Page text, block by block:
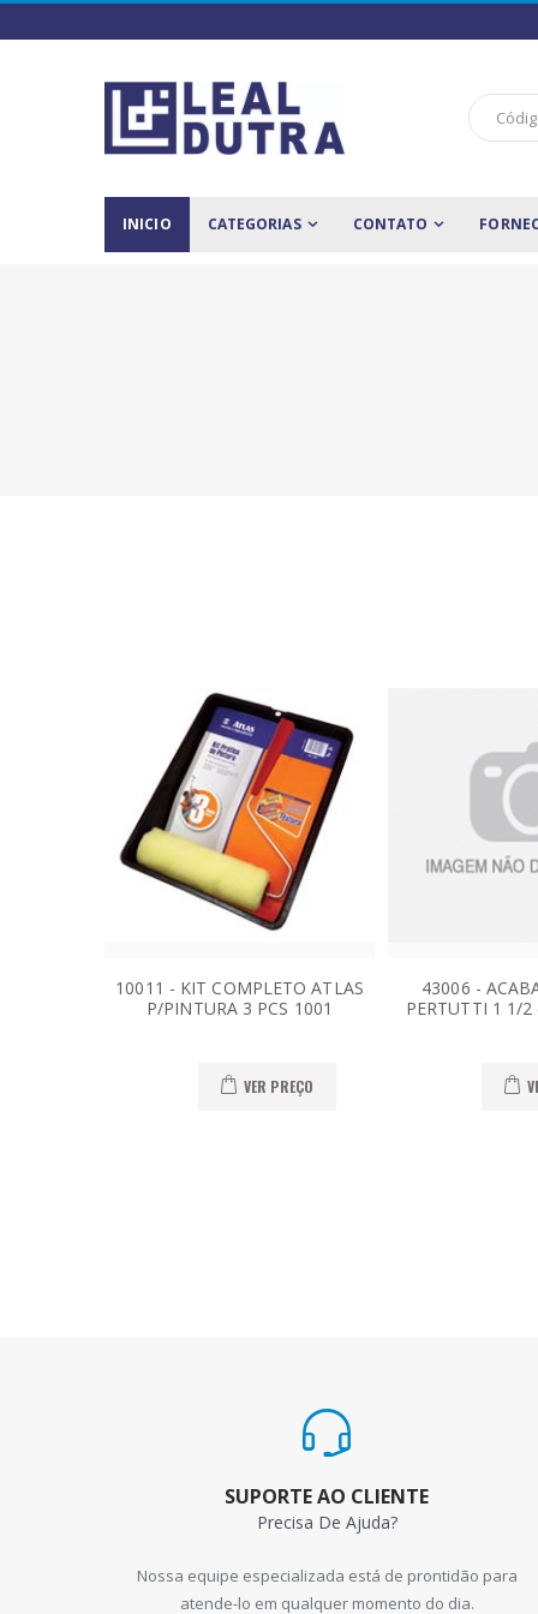
INICIO CATEGORIAS CONTATO
10011 - KIT COMPLETO ATLAS
P/PINTURA 3 PCS 1001
VER PREÇO
43006 -
PERTUTTI 1 1/2
SUPORTE AO CLIENTE
Precisa De Ajuda?
Nossa equipe especializada está de prontidão para
atende-lo em qualquer momento do dia.